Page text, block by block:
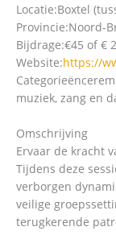
Locatie:Boxtel
Provincie:Noord-
Bijdrage:€45 of €
Website:https://
Categorieën
muziek, zang en
Omschrijving
Ervaar de kracht
Tijdens deze
verborgen
veilige
terugkerende